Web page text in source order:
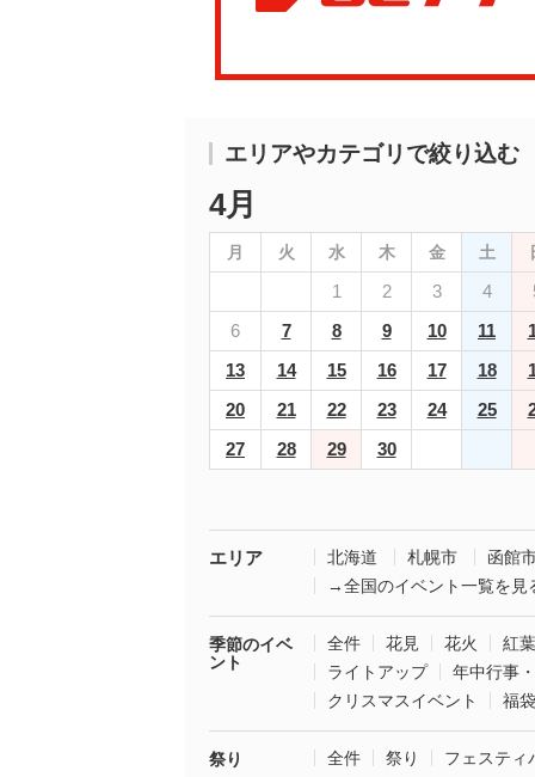
エリアやカテゴリで絞り込む
4月
月 火 水 木 金 土
1 2 3 4
6
7 8 9 10 11
13
14 15 16 17 18
20
21 22 23 24 25
27
28 29 30
エリア 北海道 札幌市
函館
→全国のイベント一覧を見
季節のイベ
ント
全件 花見 花火
紅葉
ライトアップ
年中行事
クリスマスイベント
福
祭り 全件 祭り フェスティ